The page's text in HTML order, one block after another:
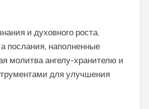
и духовного роста.
послания, наполненные
молитва ангелу-хранителю и
для улучшения